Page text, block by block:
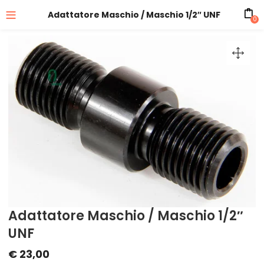
Adattatore Maschio / Maschio 1/2″ UNF 0
Adattatore Maschio / Maschio 1/2″
UNF
€ 23,00